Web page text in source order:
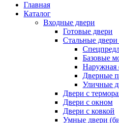
Главная
Каталог
Входные двери
Готовые двери
Стальные двери
Базовые
Наружная
Дверные
Уличные
Двери с
Двери с окном
Двери с ковкой
Умные двери